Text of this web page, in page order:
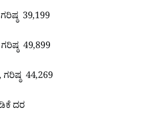
39,199
49,899
44,269
ದರ